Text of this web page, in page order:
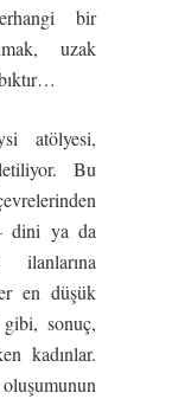
bir
uzak
atölyesi,
Bu
dini ya da
en düşük
sonuç,
kadınlar.